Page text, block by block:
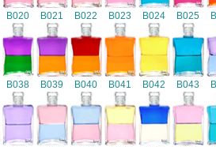
B020 B021 B022 B023 B024 B025
B038 B039 B040 B041 B042 B043